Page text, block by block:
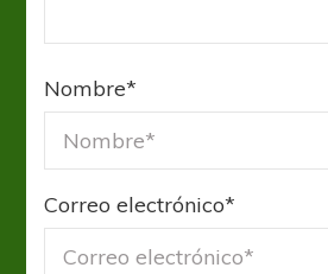
Nombre*
Correo electrónico*